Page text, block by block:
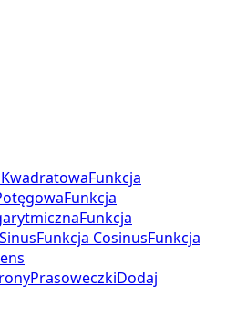
Funkcja
Funkcja
Funkcja
Funkcja CosinusFunkcja
PrasoweczkiDodaj